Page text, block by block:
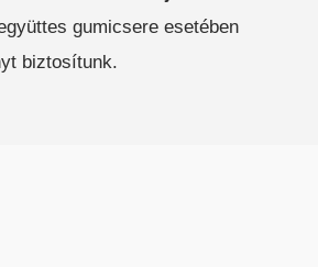
gumicsere esetében
biztosítunk.